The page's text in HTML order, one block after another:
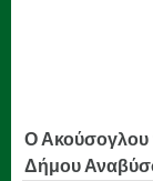
Ο Ακούσογλου
Δήμου